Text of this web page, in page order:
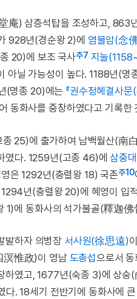
庵) 삼층석탑을 조성하고, 863
928년(경순왕 2)에 염불암(念
20)에 보조 국사주7 지눌
아닐 가능성이 높다. 1188년(명
(명종 20)에는 『권수정혜결사
동화사를 중창하였다고 기록
종 25)에 출가하여 남백월산(
였다. 1259년(고종 46)에삼중
은 1292년(충렬왕 18) 국존주10
년(충렬왕 20)에 혜영이 입
1)에 동화사의 석가불골(釋迦
발하자 의병장 서사원(徐思遠)
溟惟政)이 영남 도총섭으로서
하였고, 1677년(숙종 3)에 상
. 18세기 전반기에 동화사에